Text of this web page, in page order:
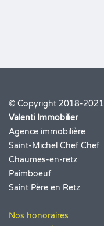
© Copyright 2018-2021
Valenti Immobilier
Agence immobilière
Saint-Michel Chef Chef
Chaumes-en-retz
Paimboeuf
Saint Père en Retz
Nos honoraires